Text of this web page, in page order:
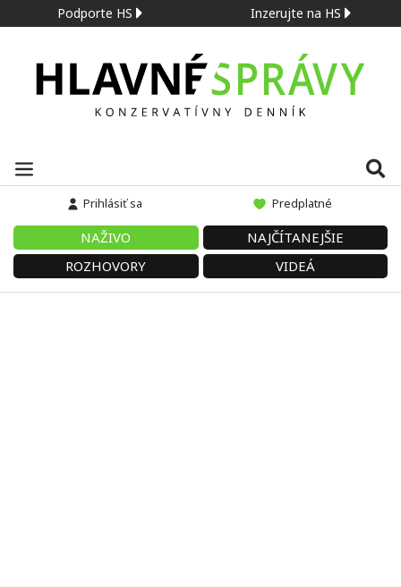
Podporte HS Inzerujte na HS
Prihlásiť sa Predplatné
NAŽIVO
NAJČÍTANEJŠIE
ROZHOVORY
VIDEÁ